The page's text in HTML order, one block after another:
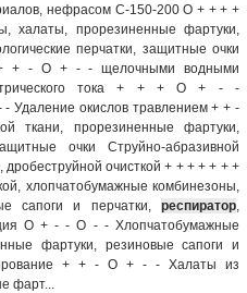
нефрасом С-150-200 О + + + +
халаты, прорезиненные фартуки,
перчатки, защитные очки
+ + - О + - - щелочными водными
тока + + + О + - -
Удаление окислов травлением + + -
ткани, прорезиненные фартуки,
очки Струйно-абразивной
очисткой + + + + + + +
хлопчатобумажные комбинезоны,
сапоги и перчатки, респиратор
О + - - О - - Хлопчатобумажные
фартуки, резиновые сапоги и
+ + - О + - - Халаты из
фарт...